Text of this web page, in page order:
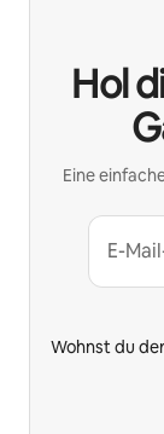
Hol
Eine
E-
Wohnst du